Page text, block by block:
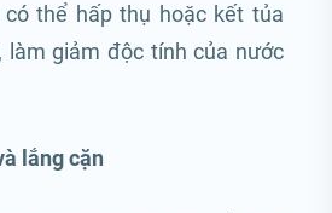
thể hấp thụ hoặc kết tủa
làm giảm độc tính của nước
lắng cặn